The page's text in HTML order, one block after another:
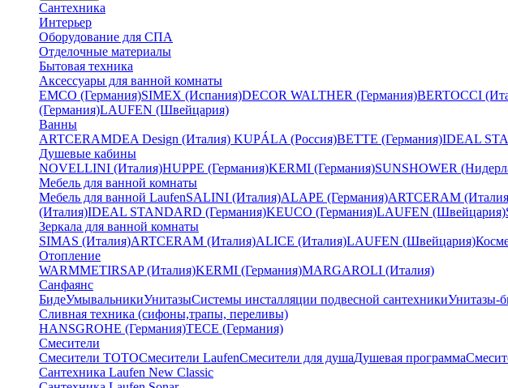
Сантехника
Интерьер
Оборудование для СПА
Отделочные материалы
Бытовая техника
Аксессуары для ванной комнаты
EMCO (Германия)SIMEX (Испания)DECOR WALTHER (Германия)BERTOCCI
(Германия)LAUFEN (Швейцария)
Ванны
ARTCERAMDEA Design (Италия) KUPÁLA (Россия)BETTE (Германия)IDEAL
Душевые кабины
NOVELLINI (Италия)HUPPE (Германия)KERMI (Германия)SUNSHOWER
Мебель для ванной комнаты
Мебель для ванной LaufenSALINI (Италия)ALAPE (Германия)ARTCERAM
(Италия)IDEAL STANDARD (Германия)KEUCO (Германия)LAUFEN (Швейцария)
Зеркала для ванной комнаты
SIMAS (Италия)ARTCERAM (Италия)ALICE (Италия)LAUFEN (Швейцария)
Отопление
WARMMETIRSAP (Италия)KERMI (Германия)MARGAROLI (Италия)
Санфаянс
БидеУмывальникиУнитазыСистемы инсталляции подвесной сантехникиУнитазы-
Сливная техника (сифоны,трапы, переливы)
HANSGROHE (Германия)TECE (Германия)
Смесители
Смесители TOTOСмесители LaufenСмесители для душаДушевая программа
Сантехника Laufen New Classic